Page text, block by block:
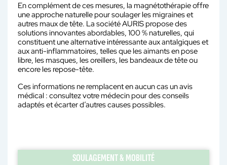
En complément de ces mesures, la magnétothérapie offre
une approche naturelle pour soulager les migraines et
autres maux de tête. La société AURIS propose des
solutions innovantes abordables, 100 % naturelles, qui
constituent une alternative intéressante aux antalgiques et
aux anti-inflammatoires, telles que les aimants en pose
libre, les masques, les oreillers, les bandeaux de tête ou
encore les repose-tête.
Ces informations ne remplacent en aucun cas un avis
médical : consultez votre médecin pour des conseils
adaptés et écarter d’autres causes possibles.
SOULAGEMENT & MOBILITÉ